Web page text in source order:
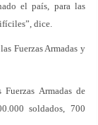
el país, para las
dice.
Fuerzas Armadas y
Armadas de
soldados, 700